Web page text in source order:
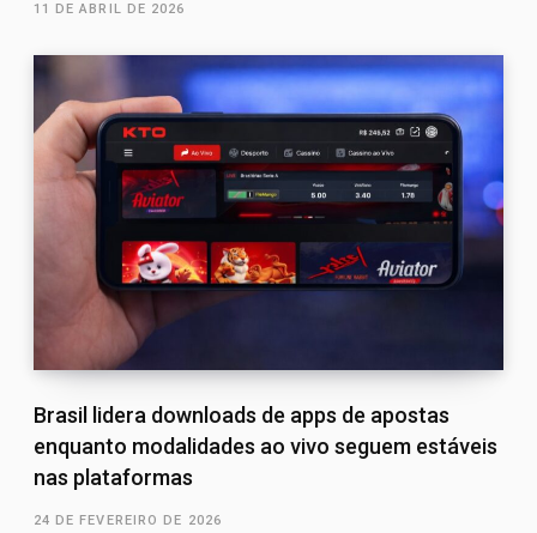
11 DE ABRIL DE 2026
Brasil lidera downloads de apps de apostas
enquanto modalidades ao vivo seguem estáveis
nas plataformas
24 DE FEVEREIRO DE 2026